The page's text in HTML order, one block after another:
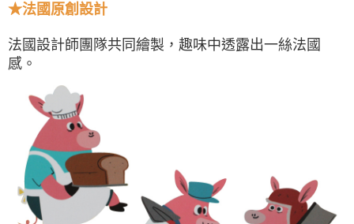
★法國原創設計
法國設計師團隊共同繪製，趣味中透露出一絲法國
感。